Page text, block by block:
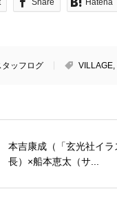
Share Hatena
タッフログ VILLAGE,
本吉康成（「玄光社イ
長）×船本恵太（サ...